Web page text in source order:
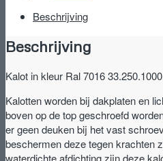
33.250.1000
Beschrijving
Beschrijving
Kalot in kleur Ral 7016 33.250.1000
Kalotten worden bij dakplaten en
boven op de top geschroefd
er geen deuken bij het vast
beschermen deze tegen krachten
waterdichte afdichting zijn deze